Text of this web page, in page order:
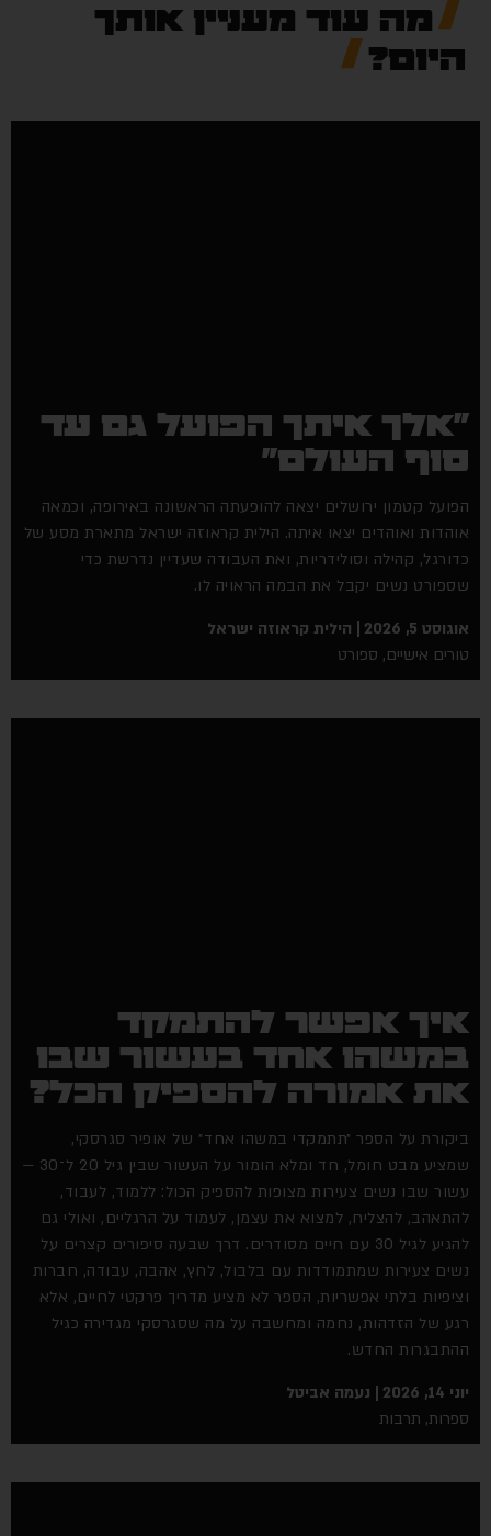
מה עוד מעניין אותך
היום?
"אלך איתך הפועל גם עד
סוף העולם"
הפועל קטמון ירושלים יצאה להופעתה הראשונה באירופה, וכמאה
אוהדות ואוהדים יצאו איתה. הילית קראוזה ישראל מתארת מסע של
כדורגל, קהילה וסולידריות, ואת העבודה שעדיין נדרשת כדי
שספורט נשים יקבל את הבמה הראויה לו.
אוגוסט 5, 2026
הילית קראוזה ישראל
טורים אישיים, ספורט
איך אפשר להתמקד
במשהו אחד בעשור שבו
את אמורה להספיק הכל?
ביקורת על הספר ״תתמקדי במשהו אחד״ של אופיר סגרסקי,
שמציע מבט חומל, חד ומלא הומור על העשור שבין גיל 20 ל־30 —
עשור שבו נשים צעירות מצופות להספיק הכול: ללמוד, לעבוד,
להתאהב, להצליח, למצוא את עצמן, לעמוד על הרגליים, ואולי גם
להגיע לגיל 30 עם חיים מסודרים. דרך שבעה סיפורים קצרים על
נשים צעירות שמתמודדות עם בלבול, לחץ, אהבה, עבודה, חברות
וציפיות בלתי אפשריות, הספר לא מציע מדריך פרקטי לחיים, אלא
רגע של הזדהות, נחמה ומחשבה על מה שסגרסקי מגדירה כגיל
ההתבגרות החדש.
יוני 14, 2026
נעמה אביטל
ספרות, תרבות